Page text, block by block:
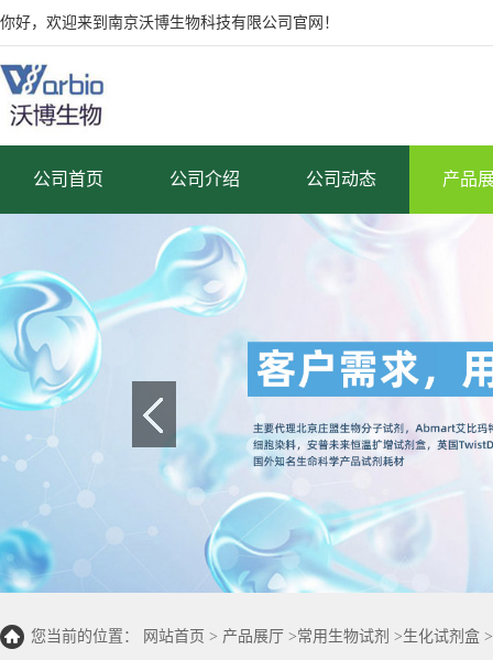
你好，欢迎来到南京沃博生物科技有限公司官网！
公司首页 公司介绍 公司动态 产品
您当前的位置： 网站首页 > 产品展厅 >常用生物试剂 >生化试剂盒 >